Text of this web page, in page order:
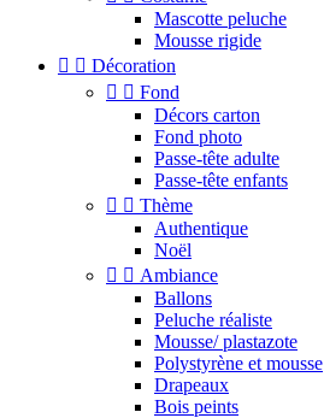
Mascotte peluche
Mousse rigide
  Décoration
  Fond
Décors carton
Fond photo
Passe-tête adulte
Passe-tête enfants
  Thème
Authentique
Noël
  Ambiance
Ballons
Peluche réaliste
Mousse/ plastazote
Polystyrène et mousse
Drapeaux
Bois peints